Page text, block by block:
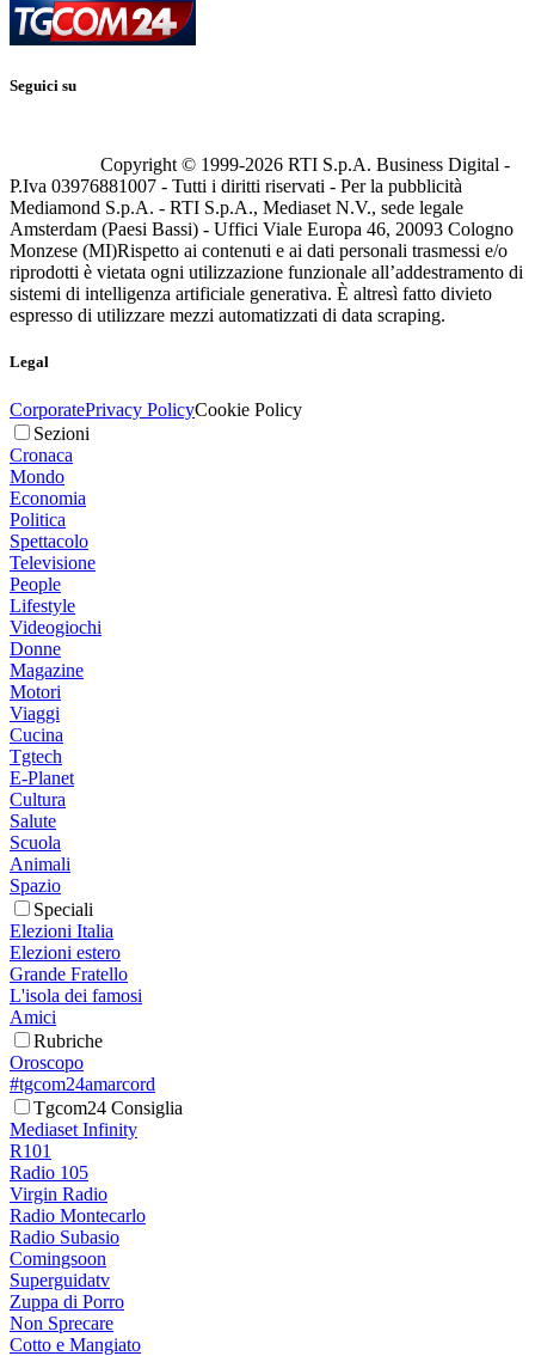
Seguici su
Copyright © 1999-2026 RTI S.p.A. Business Digital -
P.Iva 03976881007 - Tutti i diritti riservati - Per la pubblicità
Mediamond S.p.A. - RTI S.p.A., Mediaset N.V., sede legale
Amsterdam (Paesi Bassi) - Uffici Viale Europa 46, 20093 Cologno
Monzese (MI)Rispetto ai contenuti e ai dati personali trasmessi e/o
riprodotti è vietata ogni utilizzazione funzionale all’addestramento di
sistemi di intelligenza artificiale generativa. È altresì fatto divieto
espresso di utilizzare mezzi automatizzati di data scraping.
Legal
CorporatePrivacy PolicyCookie Policy
Sezioni
Cronaca
Mondo
Economia
Politica
Spettacolo
Televisione
People
Lifestyle
Videogiochi
Donne
Magazine
Motori
Viaggi
Cucina
Tgtech
E-Planet
Cultura
Salute
Scuola
Animali
Spazio
Speciali
Elezioni Italia
Elezioni estero
Grande Fratello
L'isola dei famosi
Amici
Rubriche
Oroscopo
#tgcom24amarcord
Tgcom24 Consiglia
Mediaset Infinity
R101
Radio 105
Virgin Radio
Radio Montecarlo
Radio Subasio
Comingsoon
Superguidatv
Zuppa di Porro
Non Sprecare
Cotto e Mangiato